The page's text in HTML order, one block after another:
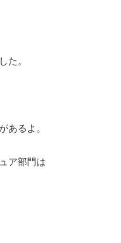
た。
あるよ。
ア部門は